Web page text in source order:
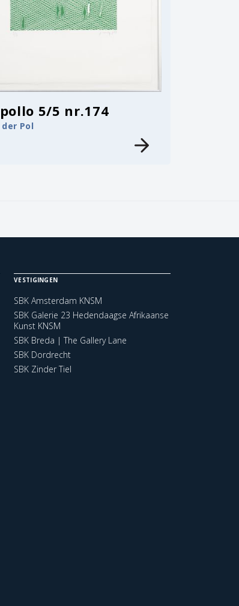
5/5 nr.174
der Pol
VESTIGINGEN
SBK Amsterdam KNSM
SBK Galerie 23 Hedendaagse Afrikaanse
Kunst KNSM
SBK Breda | The Gallery Lane
SBK Dordrecht
SBK Zinder Tiel